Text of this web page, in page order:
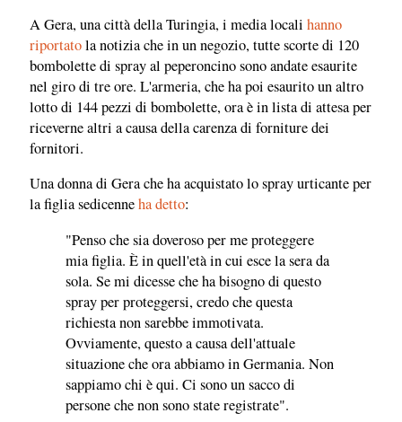
A Gera, una città della Turingia, i media locali hanno
riportatola notizia che in un negozio, tutte scorte di 120
bombolette di spray al peperoncino sono andate esaurite
nel giro di tre ore. L'armeria, che ha poi esaurito un altro
lotto di 144 pezzi di bombolette, ora è in lista di attesa per
riceverne altri a causa della carenza di forniture dei
fornitori.
Una donna di Gera che ha acquistato lo spray urticante per
la figlia sedicenneha detto:
"Penso che sia doveroso per me proteggere
mia figlia. È in quell'età in cui esce la sera da
sola. Se mi dicesse che ha bisogno di questo
spray per proteggersi, credo che questa
richiesta non sarebbe immotivata.
Ovviamente, questo a causa dell'attuale
situazione che ora abbiamo in Germania. Non
sappiamo chi è qui. Ci sono un sacco di
persone che non sono state registrate".